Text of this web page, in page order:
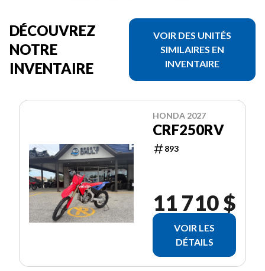
DÉCOUVREZ
NOTRE
INVENTAIRE
VOIR DES UNITÉS
SIMILAIRES EN
INVENTAIRE
HONDA 2027
CRF250RV
893
11 710 $
VOIR LES
DÉTAILS